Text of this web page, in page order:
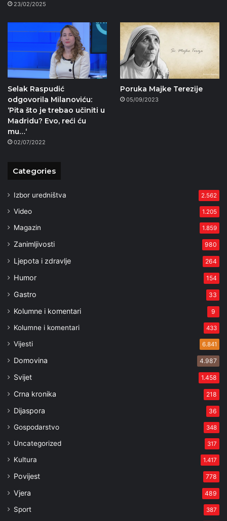
23/02/2025
Selak Raspudić
odgovorila Milanoviću:
‘Pita što je trebao učiniti u
Madridu? Evo, reći ću
mu…‘
02/07/2022
Poruka Majke Terezije
05/09/2023
Categories
Izbor uredništva 2.562
Video 1.205
Magazin 1.859
Zanimljivosti 980
Ljepota i zdravlje 264
Humor 154
Gastro 33
Kolumne i komentari 9
Kolumne i komentari 433
Vijesti 6.841
Domovina 4.987
Svijet 1.458
Crna kronika 218
Dijaspora 36
Gospodarstvo 348
Uncategorized 317
Kultura 1.417
Povijest 778
Vjera 489
Sport 387